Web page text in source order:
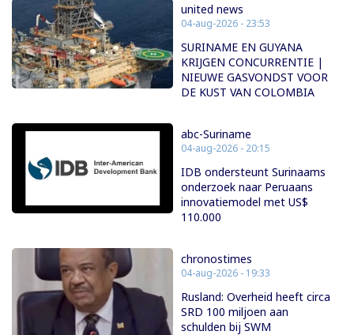
united news
04-aug-2026 - 23:53
SURINAME EN GUYANA
KRIJGEN CONCURRENTIE |
NIEUWE GASVONDST VOOR
DE KUST VAN COLOMBIA
abc-Suriname
04-aug-2026 - 20:15
IDB ondersteunt Surinaams
onderzoek naar Peruaans
innovatiemodel met US$
110.000
chronostimes
04-aug-2026 - 19:33
Rusland: Overheid heeft circa
SRD 100 miljoen aan
schulden bij SWM